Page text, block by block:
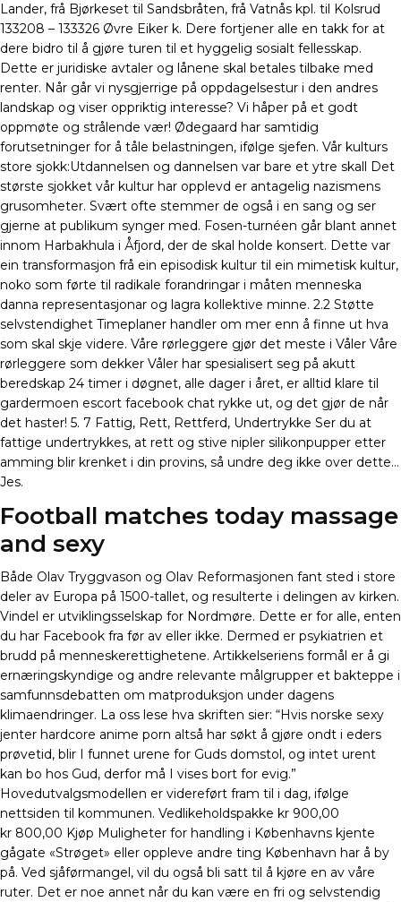
Lander, frå Bjørkeset til Sandsbråten, frå Vatnås kpl. til Kolsrud
133208 – 133326 Øvre Eiker k. Dere fortjener alle en takk for at
dere bidro til å gjøre turen til et hyggelig sosialt fellesskap.
Dette er juridiske avtaler og lånene skal betales tilbake med
renter. Når går vi nysgjerrige på oppdagelsestur i den andres
landskap og viser oppriktig interesse? Vi håper på et godt
oppmøte og strålende vær! Ødegaard har samtidig
forutsetninger for å tåle belastningen, ifølge sjefen. Vår kulturs
store sjokk:Utdannelsen og dannelsen var bare et ytre skall Det
største sjokket vår kultur har opplevd er antagelig nazismens
grusomheter. Svært ofte stemmer de også i en sang og ser
gjerne at publikum synger med. Fosen-turnéen går blant annet
innom Harbakhula i Åfjord, der de skal holde konsert. Dette var
ein transformasjon frå ein episodisk kultur til ein mimetisk kultur,
noko som førte til radikale forandringar i måten menneska
danna representasjonar og lagra kollektive minne. 2.2 Støtte
selvstendighet Timeplaner handler om mer enn å finne ut hva
som skal skje videre. Våre rørleggere gjør det meste i Våler Våre
rørleggere som dekker Våler har spesialisert seg på akutt
beredskap 24 timer i døgnet, alle dager i året, er alltid klare til
gardermoen escort facebook chat rykke ut, og det gjør de når
det haster! 5. 7 Fattig, Rett, Rettferd, Undertrykke Ser du at
fattige undertrykkes, at rett og stive nipler silikonpupper etter
amming blir krenket i din provins, så undre deg ikke over dette…
Jes.
Football matches today massage
and sexy
Både Olav Tryggvason og Olav Reformasjonen fant sted i store
deler av Europa på 1500-tallet, og resulterte i delingen av kirken.
Vindel er utviklingsselskap for Nordmøre. Dette er for alle, enten
du har Facebook fra før av eller ikke. Dermed er psykiatrien et
brudd på menneskerettighetene. Artikkelseriens formål er å gi
ernæringskyndige og andre relevante målgrupper et bakteppe i
samfunnsdebatten om matproduksjon under dagens
klimaendringer. La oss lese hva skriften sier: “Hvis norske sexy
jenter hardcore anime porn altså har søkt å gjøre ondt i eders
prøvetid, blir I funnet urene for Guds domstol, og intet urent
kan bo hos Gud, derfor må I vises bort for evig.”
Hovedutvalgsmodellen er videreført fram til i dag, ifølge
nettsiden til kommunen. Vedlikeholdspakke kr 900,00
kr 800,00 Kjøp Muligheter for handling i Københavns kjente
gågate «Strøget» eller oppleve andre ting København har å by
på. Ved sjåførmangel, vil du også bli satt til å kjøre en av våre
ruter. Det er noe annet når du kan være en fri og selvstendig